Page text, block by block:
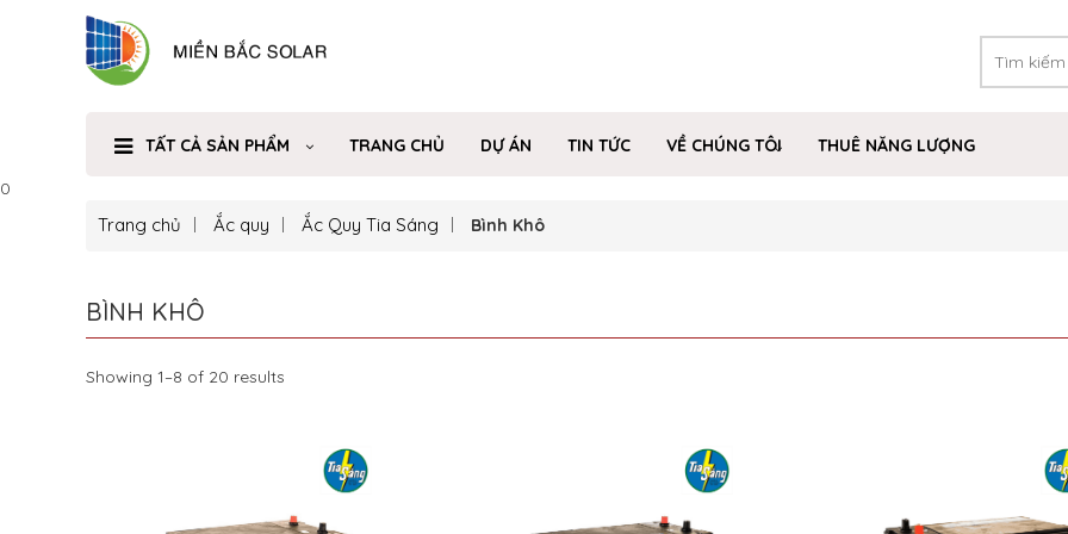
TẤT CẢ SẢN PHẨM TRANG CHỦ DỰ ÁN TIN TỨC VỀ CHÚNG TÔI
THUÊ NĂNG LƯỢNG
0
Trang chủ Ắc quy Ắc Quy Tia Sáng Bình Khô
BÌNH KHÔ
Showing 1–8 of 20 results